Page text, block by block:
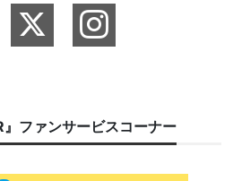
ファンサービスコーナー